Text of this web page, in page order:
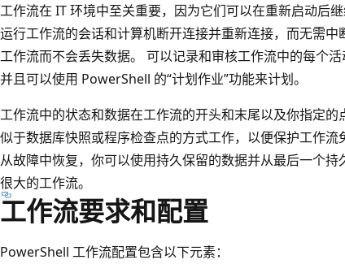
工作流在 IT 环境中至关重要，因为它们可以在重新启动后
运行工作流的会话和计算机断开连接并重新连接，而无需
工作流而不会丢失数据。 可以记录和审核工作流中的每个
并且可以使用 PowerShell 的“计划作业”功能来计划。
工作流中的状态和数据在工作流的开头和末尾以及你指定
似于数据库快照或程序检查点的方式工作，以便保护工作
从故障中恢复，你可以使用持久保留的数据并从最后一个
很大的工作流。
工作流要求和配置
PowerShell 工作流配置包含以下元素：